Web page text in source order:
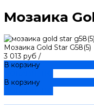
Мозаика
Мозаика Gold Star G58(5)
3 013 руб /
В корзину
В корзину